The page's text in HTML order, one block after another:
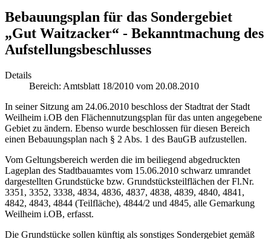
Bebauungsplan für das Sondergebiet
„Gut Waitzacker“ - Bekanntmachung des
Aufstellungsbeschlusses
Details
Bereich: Amtsblatt 18/2010 vom 20.08.2010
In seiner Sitzung am 24.06.2010 beschloss der Stadtrat der Stadt
Weilheim i.OB den Flächennutzungsplan für das unten angegebene
Gebiet zu ändern. Ebenso wurde beschlossen für diesen Bereich
einen Bebauungsplan nach § 2 Abs. 1 des BauGB aufzustellen.
Vom Geltungsbereich werden die im beiliegend abgedruckten
Lageplan des Stadtbauamtes vom 15.06.2010 schwarz umrandet
dargestellten Grundstücke bzw. Grundstücksteilflächen der Fl.Nr.
3351, 3352, 3338, 4834, 4836, 4837, 4838, 4839, 4840, 4841,
4842, 4843, 4844 (Teilfläche), 4844/2 und 4845, alle Gemarkung
Weilheim i.OB, erfasst.
Die Grundstücke sollen künftig als sonstiges Sondergebiet gemäß